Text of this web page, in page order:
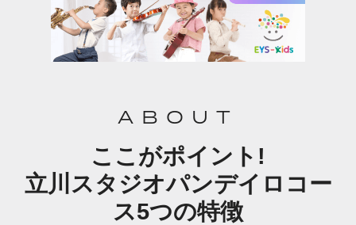
ABOUT
ここがポイント!
立川スタジオパンデイロコー
ス5つの特徴